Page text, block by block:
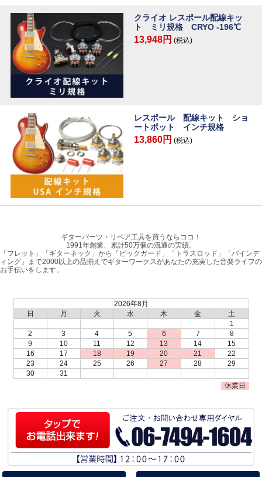
クライオ レスポール配線キッ
ト ミリ規格 CRYO -196℃
13,948円 (税込)
レスポール 配線キット ショ
ートポット インチ規格
13,860円 (税込)
ギターパーツ・リペア工具を買うならココ！
1991年創業、累計50万個の流通の実績。
「フレット」「ギターネック」から「ピックガード」「トラスロッド」「バインデ
ィング」まで2000以上の品揃えでギターワークスがあなたの充実した音楽ライフの
お手伝いをします。
2026年8月
日
月 火 水 木 金
土
1
2
3 4 5 6 7
8
9
10 11 12 13 14
15
16
17 18 19 20 21
22
23
24 25 26 27 28
29
30
31
休業日